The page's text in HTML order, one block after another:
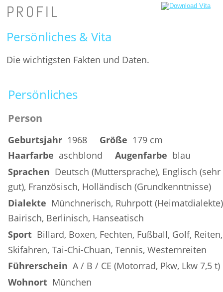
PROFIL
Persönliches & Vita
Die wichtigsten Fakten und Daten.
Persönliches
Person
Geburtsjahr
  1968
Größe
  179 cm
Haarfarbe
  aschblond
Augenfarbe
  blau
Sprachen
  Deutsch (Muttersprache), Englisch (sehr
gut), Französisch, Holländisch (Grundkenntnisse)
Dialekte
Münchnerisch, Ruhrpott
Bairisch, Berlinisch, Hanseatisch
Sport
Billard, Boxen, Fechten, Fußball, Golf,
Skifahren, Tai-Chi-Chuan, Tennis, Westernreiten
Führerschein
  A / B / CE (Motorrad, Pkw, Lkw 7,5 t)
Wohnort
  München